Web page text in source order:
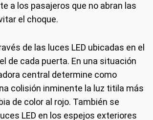
a los pasajeros que no abran las
el choque.
de las luces LED ubicadas en el
de cada puerta. En una situación
central determine como
colisión inminente la luz titila más
de color al rojo. También se
LED en los espejos exteriores